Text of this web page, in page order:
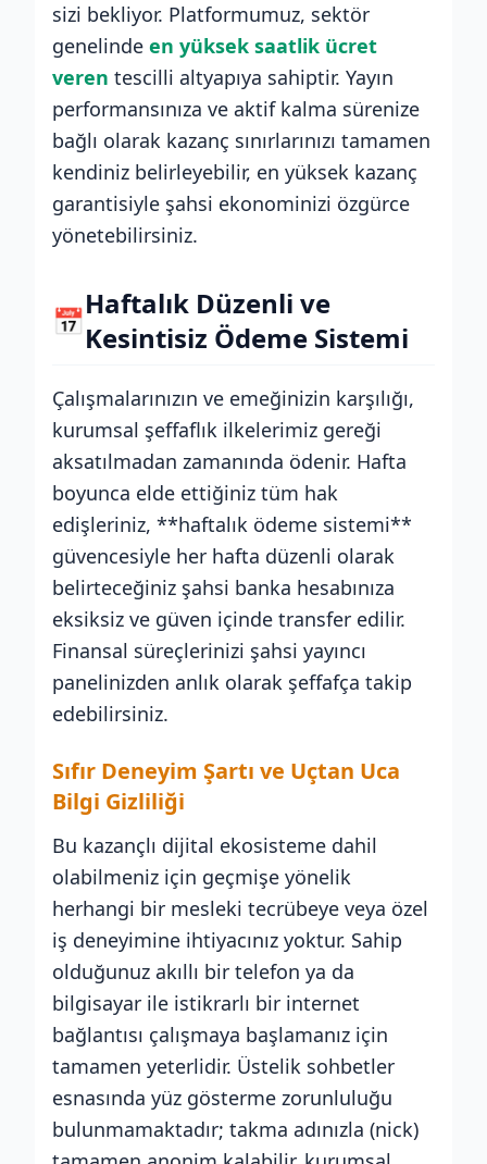
sizi bekliyor. Platformumuz, sektör
genelinde en yüksek saatlik ücret
veren tescilli altyapıya sahiptir. Yayın
performansınıza ve aktif kalma sürenize
bağlı olarak kazanç sınırlarınızı tamamen
kendiniz belirleyebilir, en yüksek kazanç
garantisiyle şahsi ekonominizi özgürce
yönetebilirsiniz.
📅Haftalık Düzenli ve
Kesintisiz Ödeme Sistemi
Çalışmalarınızın ve emeğinizin karşılığı,
kurumsal şeffaflık ilkelerimiz gereği
aksatılmadan zamanında ödenir. Hafta
boyunca elde ettiğiniz tüm hak
edişleriniz, **haftalık ödeme sistemi**
güvencesiyle her hafta düzenli olarak
belirteceğiniz şahsi banka hesabınıza
eksiksiz ve güven içinde transfer edilir.
Finansal süreçlerinizi şahsi yayıncı
panelinizden anlık olarak şeffafça takip
edebilirsiniz.
Sıfır Deneyim Şartı ve Uçtan Uca
Bilgi Gizliliği
Bu kazançlı dijital ekosisteme dahil
olabilmeniz için geçmişe yönelik
herhangi bir mesleki tecrübeye veya özel
iş deneyimine ihtiyacınız yoktur. Sahip
olduğunuz akıllı bir telefon ya da
bilgisayar ile istikrarlı bir internet
bağlantısı çalışmaya başlamanız için
tamamen yeterlidir. Üstelik sohbetler
esnasında yüz gösterme zorunluluğu
bulunmamaktadır; takma adınızla (nick)